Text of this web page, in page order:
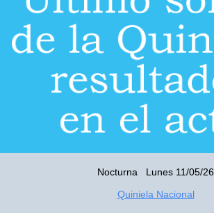
Nocturna Lunes 11/05/26
Quiniela Nacional